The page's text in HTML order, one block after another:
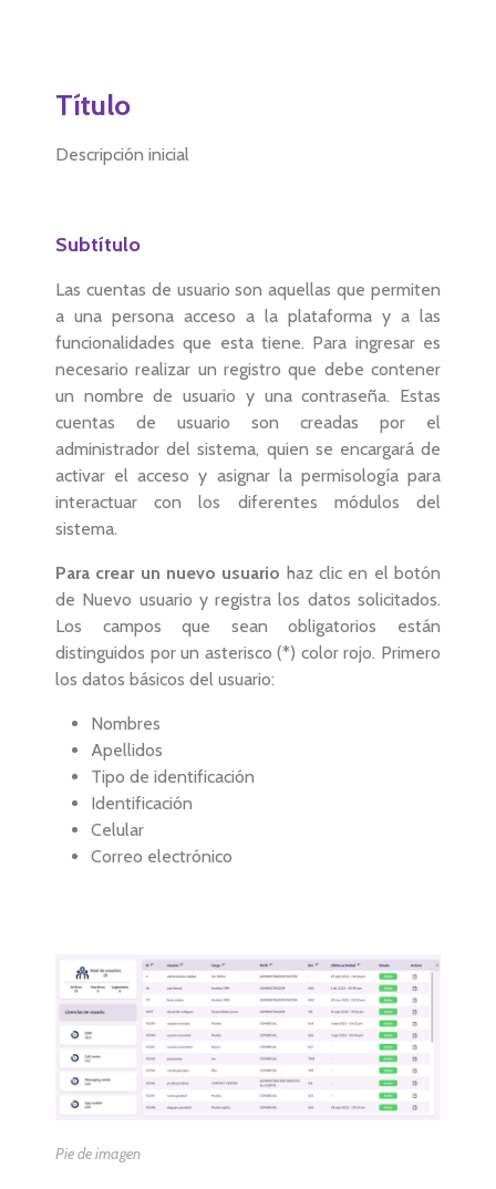
Título
Descripción inicial
Subtítulo
Las cuentas de usuario son aquellas que permiten
a una persona acceso a la plataforma y a las
funcionalidades que esta tiene. Para ingresar es
necesario realizar un registro que debe contener
un nombre de usuario y una contraseña. Estas
cuentas de usuario son creadas por el
administrador del sistema, quien se encargará de
activar el acceso y asignar la permisología para
interactuar con los diferentes módulos del
sistema.
Para crear un nuevo usuario haz clic en el botón
de Nuevo usuario y registra los datos solicitados.
Los campos que sean obligatorios están
distinguidos por un asterisco (*) color rojo. Primero
los datos básicos del usuario:
Nombres
Apellidos
Tipo de identificación
Identificación
Celular
Correo electrónico
Pie de imagen